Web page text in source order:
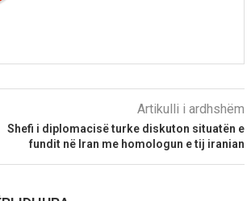
Artikulli i ardhshëm
Shefi i diplomacisë turke diskuton situatën e
fundit në Iran me homologun e tij iranian